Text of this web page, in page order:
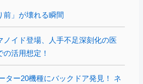
前」が壊れる瞬間
ノイド登場、人手不足深刻化の医
活用想定！
ター20機種にバックドア発見！ ネ